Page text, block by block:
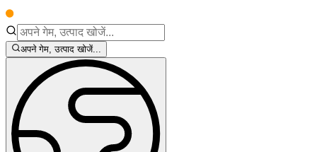
अपने गेम, उत्पाद खोजें...